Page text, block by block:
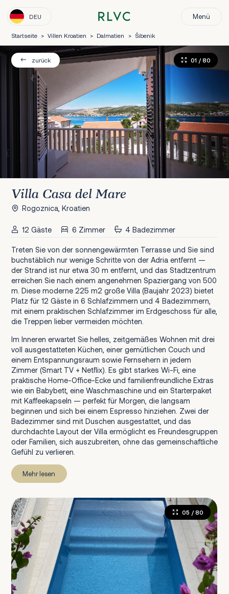
DEU Menü
Startseite > Villen Kroatien > Dalmatien > Šibenik
zurück 01 / 80
Villa Casa del Mare
Rogoznica, Kroatien
12 Gäste 6 Zimmer 4 Badezimmer
Treten Sie von der sonnengewärmten Terrasse und Sie sind
buchstäblich nur wenige Schritte von der Adria entfernt —
der Strand ist nur etwa 30 m entfernt, und das Stadtzentrum
erreichen Sie nach einem angenehmen Spaziergang von 500
m. Diese moderne 225 m2 große Villa (Baujahr 2023) bietet
Platz für 12 Gäste in 6 Schlafzimmern und 4 Badezimmern,
mit einem praktischen Schlafzimmer im Erdgeschoss für alle,
die Treppen lieber vermeiden möchten.
Im Inneren erwartet Sie helles, zeitgemäßes Wohnen mit drei
voll ausgestatteten Küchen, einer gemütlichen Couch und
einem Entspannungsraum sowie Fernsehern in jedem
Zimmer (Smart TV + Netflix). Es gibt starkes Wi-Fi, eine
praktische Home-Office-Ecke und familienfreundliche Extras
wie ein Babybett, eine Waschmaschine und ein Starterpaket
mit Kaffeekapseln — perfekt für Morgen, die langsam
beginnen und sich bei einem Espresso hinziehen. Zwei der
Badezimmer sind mit Duschen ausgestattet, und das
durchdachte Layout der Villa ermöglicht es Freundesgruppen
oder Familien, sich auszubreiten, ohne das gemeinschaftliche
Gefühl zu verlieren.
Mehr lesen
05 / 80